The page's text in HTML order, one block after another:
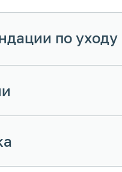
по уходу